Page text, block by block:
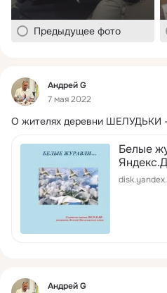
Предыдущее фото
Фид
Андрей G
7 мая 2022
О жителях деревни ШЕЛУДЬКИ
Белые
Фид
Андрей G